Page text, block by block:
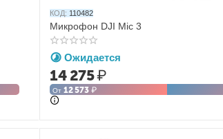
КОД: 110482
Микрофон DJI Mic 3
Ожидается
14 275₽
От12 573 ₽